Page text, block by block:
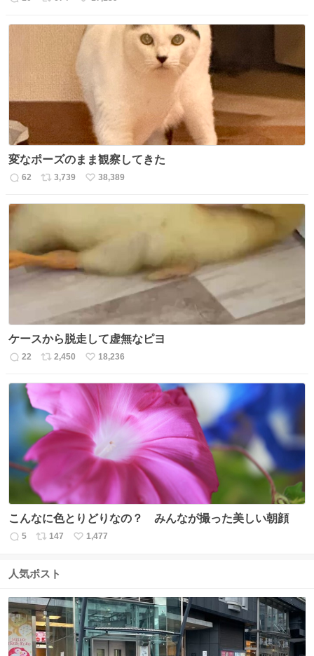
返
リ
ス
数
い
ね
数
変なポーズのまま観察してきた
返
数
62
リ
数
3,739
い
38,389
ケースから脱走して虚無なピヨ
返
22
リ
ト
数
2,450
い
ね
数
18,236
こんなに色とりどりなの？ みんなが撮った美しい朝顔
返
数
5
リ
ス
数
147
い
1,477
人気ポスト